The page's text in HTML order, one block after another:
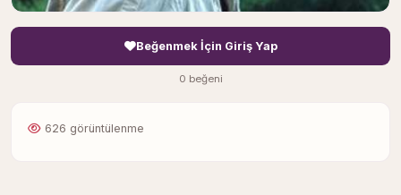
Beğenmek İçin Giriş Yap
0 beğeni
626 görüntülenme